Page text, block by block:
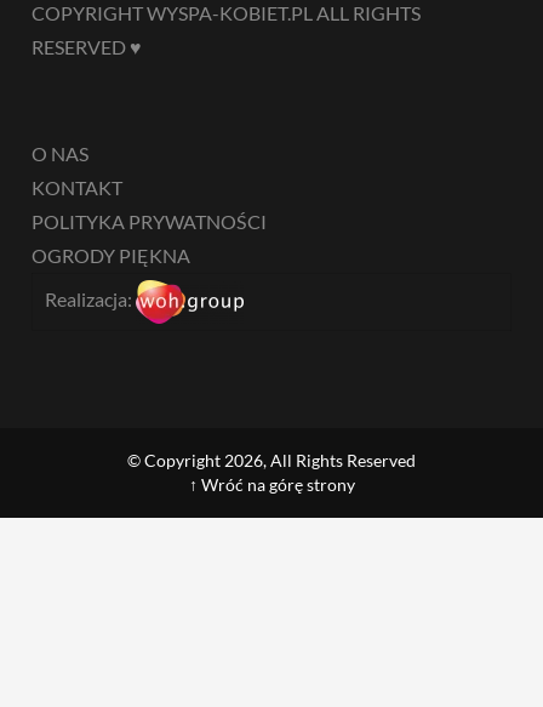
COPYRIGHT WYSPA-KOBIET.PL ALL RIGHTS
RESERVED ♥
O NAS
KONTAKT
POLITYKA PRYWATNOŚCI
OGRODY PIĘKNA
Realizacja:
© Copyright 2026, All Rights Reserved
↑ Wróć na górę strony